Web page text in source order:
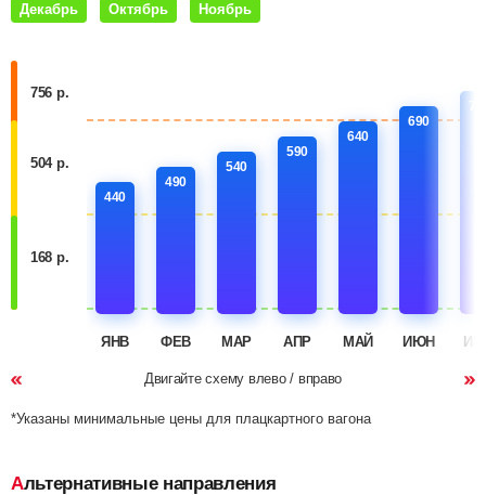
Декабрь Октябрь Ноябрь
756 р.
504 р.
168 р.
440
ЯНВ
490
ФЕВ
540
МАР
590
АПР
640
МАЙ
690
ИЮН
Двигайте схему влево / вправо
*Указаны минимальные цены для плацкартного вагона
Альтернативные направления